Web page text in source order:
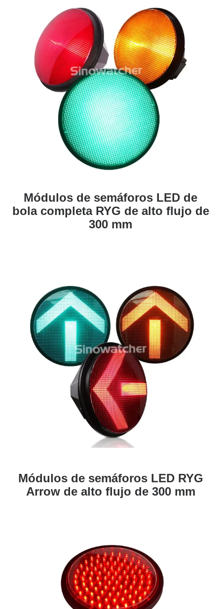
Módulos de semáforos LED de
bola completa RYG de alto flujo de
300 mm
Módulos de semáforos LED RYG
Arrow de alto flujo de 300 mm